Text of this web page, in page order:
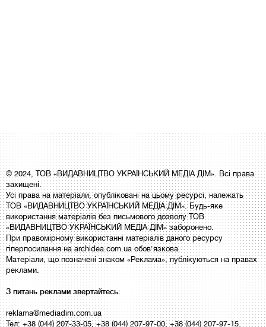
© 2024, ТОВ «ВИДАВНИЦТВО УКРАЇНСЬКИЙ МЕДІА ДІМ». Всі права
захищені.
Усі права на матеріали, опубліковані на цьому ресурсі, належать
ТОВ «ВИДАВНИЦТВО УКРАЇНСЬКИЙ МЕДІА ДІМ». Будь-яке
використання матеріалів без письмового дозволу ТОВ
«ВИДАВНИЦТВО УКРАЇНСЬКИЙ МЕДІА ДІМ» заборонено.
При правомірному використанні матеріалів даного ресурсу
гіперпосилання на archidea.com.ua обов'язкова.
Матеріали, що позначені знаком «Реклама», публікуються на правах
реклами.
З питань реклами звертайтесь:
reklama@mediadim.com.ua
Тел: +38 (044) 207-33-05, +38 (044) 207-97-00, +38 (044) 207-97-15.